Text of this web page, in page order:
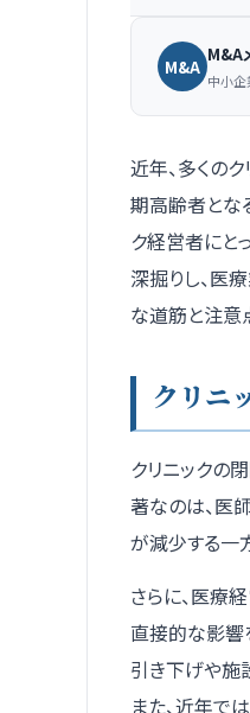
M&A
M&A
中小
近年、多くの
期高齢者とな
ク経営者にと
深掘りし、医
な道筋と注意
クリニ
クリニックの
著なのは、医
が減少する一
さらに、医療
直接的な影響
引き下げや施
また、近年で